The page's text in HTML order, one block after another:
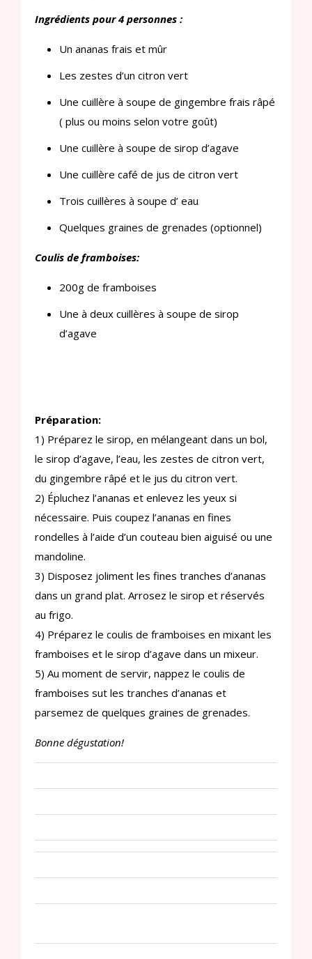
Ingrédients pour 4 personnes :
Un ananas frais et mûr
Les zestes d’un citron vert
Une cuillère à soupe de gingembre frais râpé
( plus ou moins selon votre goût)
Une cuillère à soupe de sirop d’agave
Une cuillère café de jus de citron vert
Trois cuillères à soupe d’ eau
Quelques graines de grenades (optionnel)
Coulis de framboises:
200g de framboises
Une à deux cuillères à soupe de sirop
d’agave
Préparation:
1) Préparez le sirop, en mélangeant dans un bol,
le sirop d’agave, l’eau, les zestes de citron vert,
du gingembre râpé et le jus du citron vert.
2) Épluchez l’ananas et enlevez les yeux si
nécessaire. Puis coupez l’ananas en fines
rondelles à l’aide d’un couteau bien aiguisé ou une
mandoline.
3) Disposez joliment les fines tranches d’ananas
dans un grand plat. Arrosez le sirop et réservés
au frigo.
4) Préparez le coulis de framboises en mixant les
framboises et le sirop d’agave dans un mixeur.
5) Au moment de servir, nappez le coulis de
framboises sut les tranches d’ananas et
parsemez de quelques graines de grenades.
Bonne dégustation!